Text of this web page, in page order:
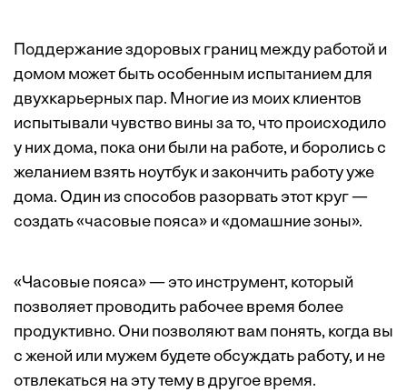
Поддержание здоровых границ между работой и
домом может быть особенным испытанием для
двухкарьерных пар. Многие из моих клиентов
испытывали чувство вины за то, что происходило
у них дома, пока они были на работе, и боролись с
желанием взять ноутбук и закончить работу уже
дома. Один из способов разорвать этот круг —
создать «часовые пояса» и «домашние зоны».
«Часовые пояса» — это инструмент, который
позволяет проводить рабочее время более
продуктивно. Они позволяют вам понять, когда вы
с женой или мужем будете обсуждать работу, и не
отвлекаться на эту тему в другое время.